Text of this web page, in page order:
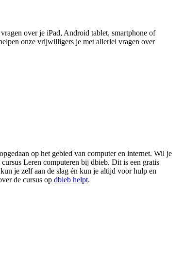
over je iPad, Android tablet, smartphone of
onze vrijwilligers je met allerlei vragen over
op het gebied van computer en internet. Wil je
cursus Leren computeren bij dbieb. Dit is een gratis
je zelf aan de slag én kun je altijd voor hulp en
de cursus opdbieb helpt.